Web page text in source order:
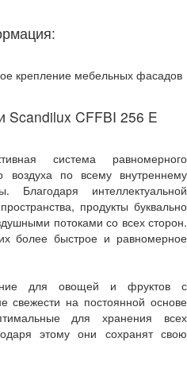
крепление мебельных фасадов
CFFBI 256 E
система равномерного
воздуха по всему внутреннему
Благодаря интеллектуальной
продукты буквально
потоками со всех сторон.
более быстрое и равномерное
для овощей и фруктов с
свежести на постоянной основе
для хранения всех
этому они сохранят свою